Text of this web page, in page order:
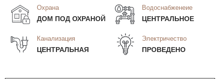
Охрана
ДОМ ПОД ОХРАНОЙ
Водоснабженеие
ЦЕНТРАЛЬНОЕ
Канализация
ЦЕНТРАЛЬНАЯ
Электричество
ПРОВЕДЕНО